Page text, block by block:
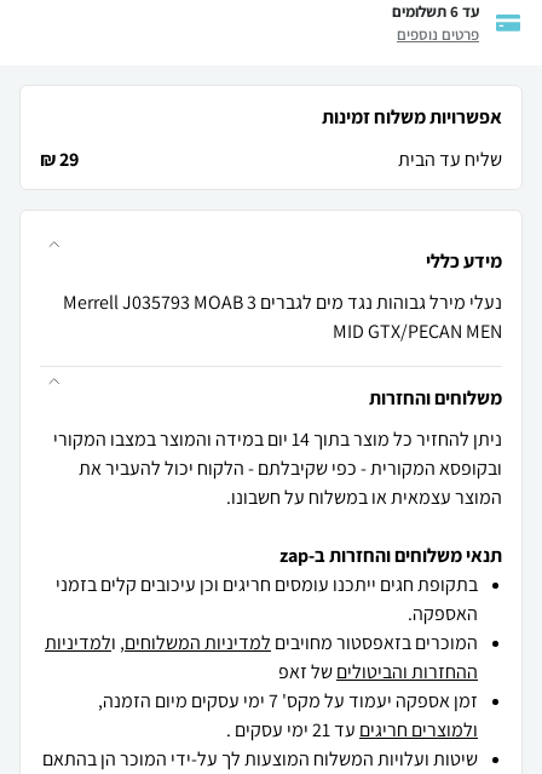
עד 6 תשלומים
פרטים נוספים
אפשרויות משלוח זמינות
שליח עד הבית
29 ₪
מידע כללי
נעלי מירל גבוהות נגד מים לגברים Merrell J035793 MOAB 3
MID GTX/PECAN MEN
משלוחים והחזרות
ניתן להחזיר כל מוצר בתוך 14 יום במידה והמוצר במצבו המקורי
ובקופסא המקורית - כפי שקיבלתם - הלקוח יכול להעביר את
המוצר עצמאית או במשלוח על חשבונו.
תנאי משלוחים והחזרות ב-zap
בתקופת חגים ייתכנו עומסים חריגים וכן עיכובים קלים בזמני
האספקה.
המוכרים בזאפסטור מחויבים למדיניות המשלוחים, ולמדיניות
ההחזרות והביטוליםשל זאפ
זמן אספקה יעמוד על מקס' 7 ימי עסקים מיום הזמנה,
ולמוצרים חריגים עד 21 ימי עסקים .
שיטות ועלויות המשלוח המוצעות לך על-ידי המוכר הן בהתאם